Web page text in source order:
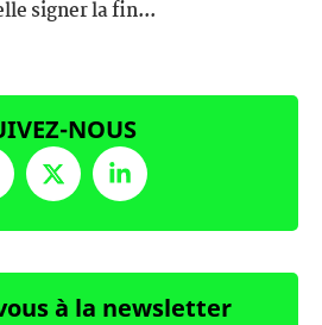
signer la fin...
NOUS
à la newsletter